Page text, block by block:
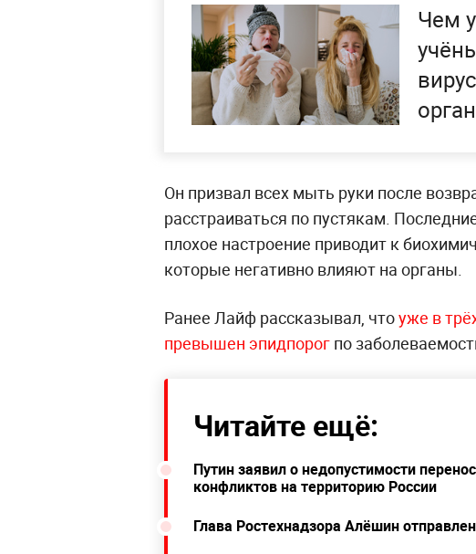
Чем
Он призвал всех мыть руки после
расстраиваться по пустякам.
плохое настроение приводит к
которые негативно влияют на органы.
Ранее Лайф рассказывал, чтоуже в
превышен эпидпорог по
Читайте ещё:
Путин заявил о недопустимости
конфликтов на территорию России
Глава Ростехнадзора Алёшин